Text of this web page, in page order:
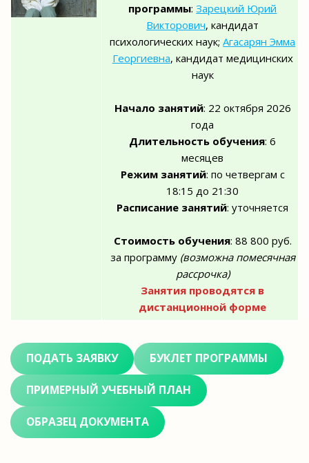
программы:Зарецкий Юрий
Викторович, кандидат
психологических наук;Агасарян Эмма
Георгиевна, кандидат медицинских
наук
Начало занятий: 22 октября 2026
года
Длительность обучения: 6
месяцев
Режим занятий: по четвергам с
18:15 до 21:30
Расписание занятий: уточняется
Стоимость обучения: 88 800 руб.
за программу (возможна помесячная
рассрочка)
Занятия проводятся в
дистанционной форме
ПОДАТЬ ЗАЯВКУ БУКЛЕТ ПРОГРАММЫ
ПРИМЕРНЫЙ УЧЕБНЫЙ ПЛАН
ОБРАЗЕЦ ДОКУМЕНТА